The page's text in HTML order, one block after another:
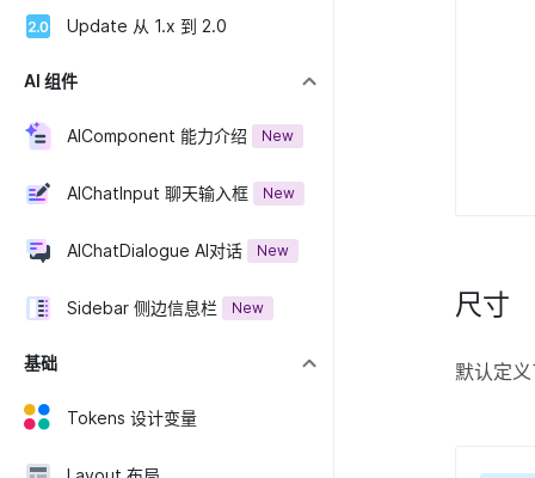
Update 从 1.x 到 2.0
AI 组件
AIComponent 能力介绍 New
AIChatInput 聊天输入框 New
AIChatDialogue AI对话 New
Sidebar 侧边信息栏 New
基础
Tokens 设计变量
尺寸
默认定